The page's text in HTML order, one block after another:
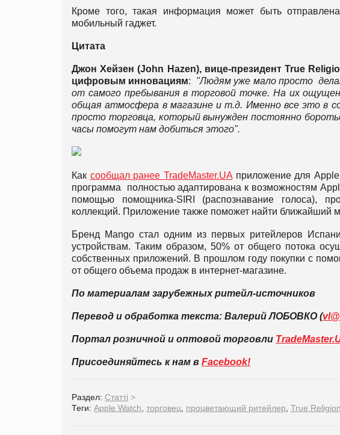
Кроме того, такая информация может быть
мобильный гаджет.
Цитата
Джон Хейзен (John Hazen), вице-президентTrue
цифровым инновациям: "Людям уже мало просто
от самого пребывания в торговой точке. На их
общая атмосфера в магазине и т.д. Именно все это в
просто торговца, который вынужден постоянно
часы помогут нам добиться этого".
Как сообщал ранее TradeMaster.UAприложение для Apple
программа полностью адаптирована к возможностям
помощью помощника-SIRI (распознавание голоса),
коллекций. Приложение также поможет найти ближайший
Бренд Mango стал одним из первых ритейлеров
устройствам. Таким образом, 50% от общего потока
собственных приложений. В прошлом году покупки с
от общего объема продаж в интернет-магазине.
По материалам зарубежных ритейл-источников
Перевод и обработка текста: Валерий ЛОБОВКО (
Портал розничной и оптовой торговли
Присоединяйтесь к нам в Facebook!
Раздел: Статті >
Теги: Apple Watch торговец процветающий ритейлер True Religion